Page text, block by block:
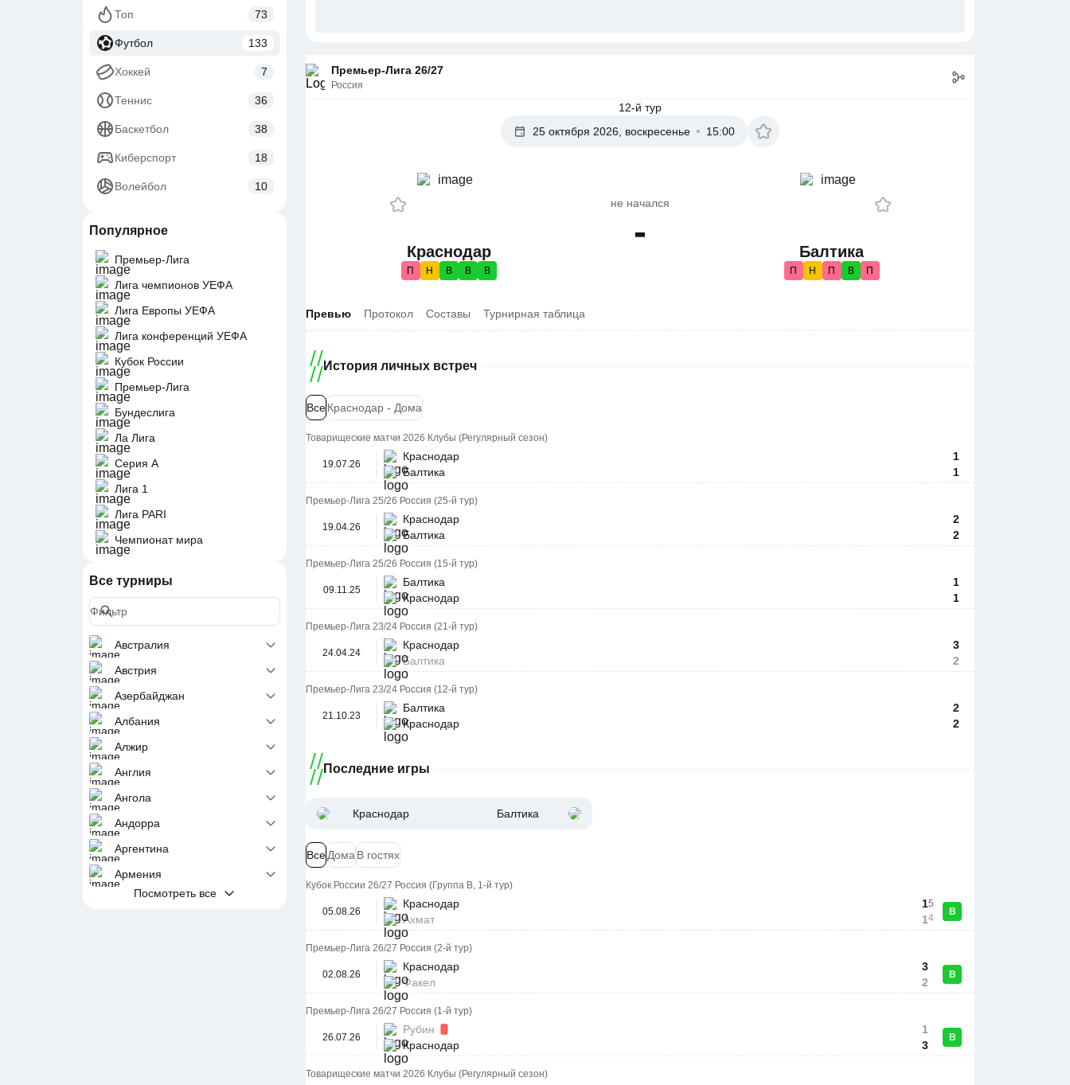
Топ 73
Футбол 133
Хоккей 7
Теннис 36
Баскетбол 38
Киберспорт 18
Волейбол 10
Популярное
Премьер-Лига
Лига чемпионов УЕФА
Лига Европы УЕФА
Лига конференций УЕФА
Кубок России
Премьер-Лига
Бундеслига
Ла Лига
Серия А
Лига 1
Лига PARI
Чемпионат мира
Все турниры
Австралия
Австрия
Азербайджан
Албания
Алжир
Англия
Ангола
Андорра
Аргентина
Армения
Посмотреть все
Премьер-Лига 26/27
Россия
12-й тур
25 октября 2026, воскресенье
15:00
Краснодар
П Н В В В
не начался
- Балтика
П Н П В П
Превью Протокол Составы Турнирная таблица
История личных встреч
ВсеКраснодар - Дома
Товарищеские матчи 2026 Клубы (Регулярный сезон)
19.07.26
Краснодар
Балтика
1
1
Премьер-Лига 25/26 Россия (25-й тур)
19.04.26
Краснодар
Балтика
2
2
Премьер-Лига 25/26 Россия (15-й тур)
09.11.25
Балтика
Краснодар
1
1
Премьер-Лига 23/24 Россия (21-й тур)
24.04.24
Краснодар
Балтика
3
2
Премьер-Лига 23/24 Россия (12-й тур)
21.10.23
Балтика
Краснодар
2
2
Последние игры
Краснодар Балтика
ВсеДома В гостях
Кубок России 26/27 Россия (Группа B, 1-й тур)
05.08.26
Краснодар
Ахмат
1
1
5
4
В
Премьер-Лига 26/27 Россия (2-й тур)
02.08.26
Краснодар
Факел
3
2
В
Премьер-Лига 26/27 Россия (1-й тур)
26.07.26
Рубин
Краснодар
1
3
В
Товарищеские матчи 2026 Клубы (Регулярный сезон)